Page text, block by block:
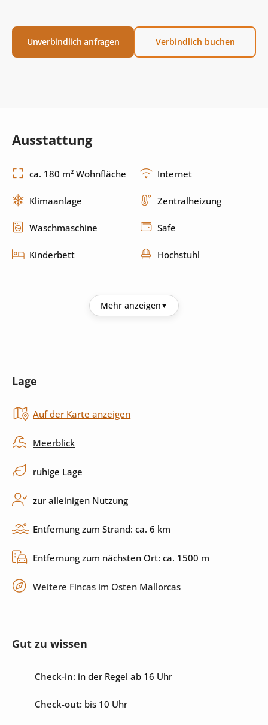
Unverbindlich anfragen Verbindlich buchen
Ausstattung
ca. 180 m² Wohnfläche Internet
Klimaanlage Zentralheizung
Waschmaschine Safe
Kinderbett Hochstuhl
Toaster
Herd
Spülmaschine
Außenbereich
Unterhaltung
Internet Sat-TV
Tischtennisplatte
Mehr anzeigen
Lage
Auf der Karte anzeigen
Meerblick
ruhige Lage
zur alleinigen Nutzung
Entfernung zum Strand: ca. 6 km
Entfernung zum nächsten Ort: ca. 1500 m
Weitere Fincas im Osten Mallorcas
Gut zu wissen
Check-in: in der Regel ab 16 Uhr
Check-out: bis 10 Uhr